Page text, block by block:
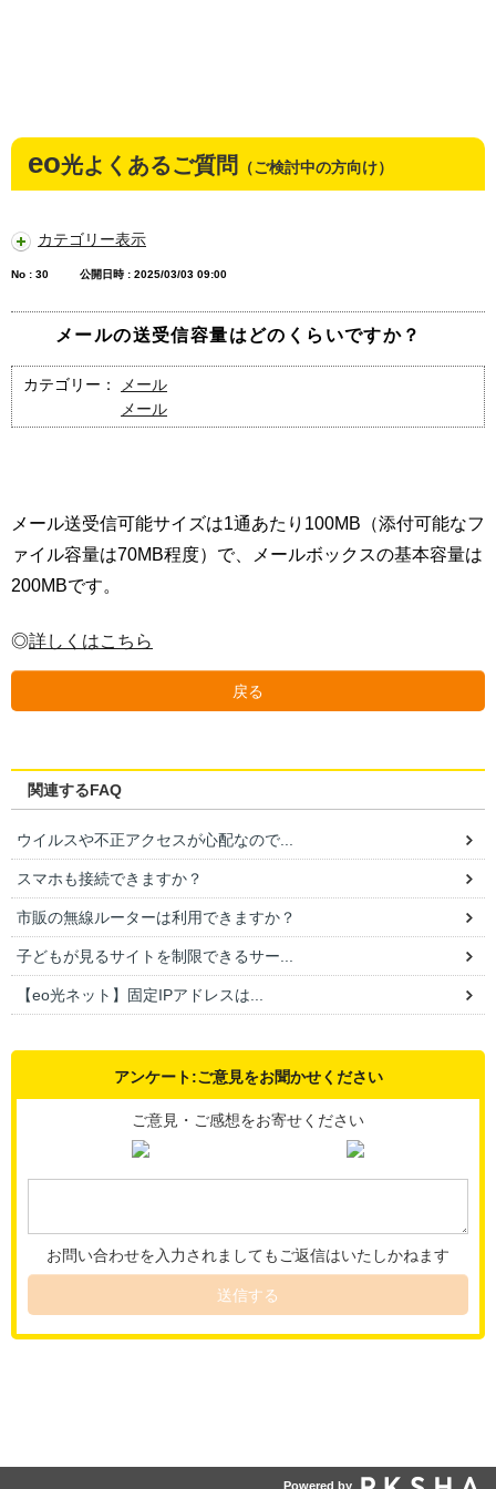
eo光よくあるご質問 （ご検討中の方向け）
カテゴリー表示
No : 30 公開日時 : 2025/03/03 09:00
メールの送受信容量はどのくらいですか？
カテゴリー：
メール
メール
メール送受信可能サイズは1通あたり100MB（添付可能なフ
ァイル容量は70MB程度）で、メールボックスの基本容量は
200MBです。
◎詳しくはこちら
戻る
関連するFAQ
ウイルスや不正アクセスが心配なので...
スマホも接続できますか？
市販の無線ルーターは利用できますか？
子どもが見るサイトを制限できるサー...
【eo光ネット】固定IPアドレスは...
アンケート:ご意見をお聞かせください
ご意見・ご感想をお寄せください
お問い合わせを入力されましてもご返信はいたしかねます
送信する
Powered by